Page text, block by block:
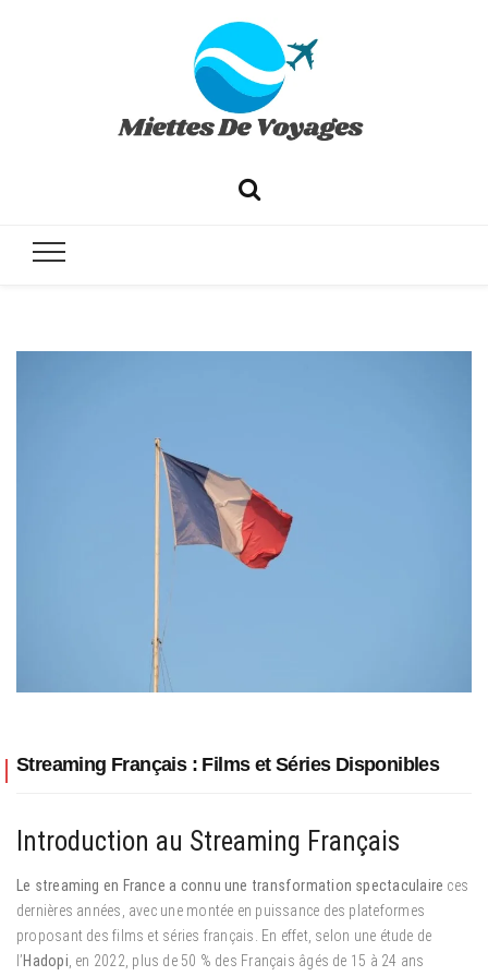
Streaming Français : Films et Séries Disponibles
Introduction au Streaming Français
Le streaming en France a connu une transformation spectaculaire ces
dernières années, avec une montée en puissance des plateformes
proposant des films et séries français. En effet, selon une étude de
l’Hadopi , en 2022, plus de 50 % des Français âgés de 15 à 24 ans